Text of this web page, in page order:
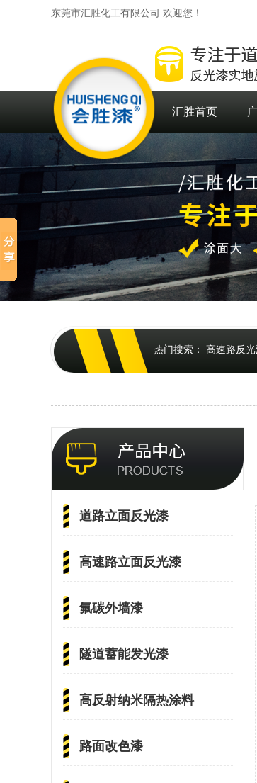
东莞市汇胜化工有限公司 欢迎您！
汇胜首页
热门搜索： 高速路反
道路立面反光漆
高速路立面反光漆
氟碳外墙漆
隧道蓄能发光漆
高反射纳米隔热涂料
路面改色漆